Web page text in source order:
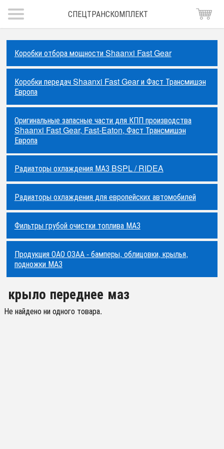
СПЕЦТРАНСКОМПЛЕКТ
Коробки отбора мощности Shaanxi Fast Gear
Коробки передач Shaanxi Fast Gear и Фаст Трансмишэн
Европа
Оригинальные запасные части для КПП производства
Shaanxi Fast Gear, Fast-Eaton, Фаст Трансмишэн
Европа
Радиаторы охлаждения МАЗ BSPL / RIDEA
Радиаторы охлаждения для европейских автомобилей
Фильтры грубой очистки топлива МАЗ
Продукция ОАО ОЗАА - бамперы, облицовки, крылья,
подножки МАЗ
крыло переднее маз
Не найдено ни одного товара.